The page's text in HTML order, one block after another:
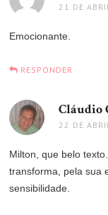
21 DE
Emocionante.
RESPONDER
Cláudio
22 DE
Milton, que belo
transforma, pela sua
sensibilidade.